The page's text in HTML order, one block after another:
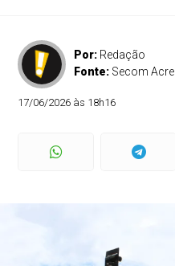
Por: Redação
Fonte: Secom Acre
17/06/2026 às 18h16